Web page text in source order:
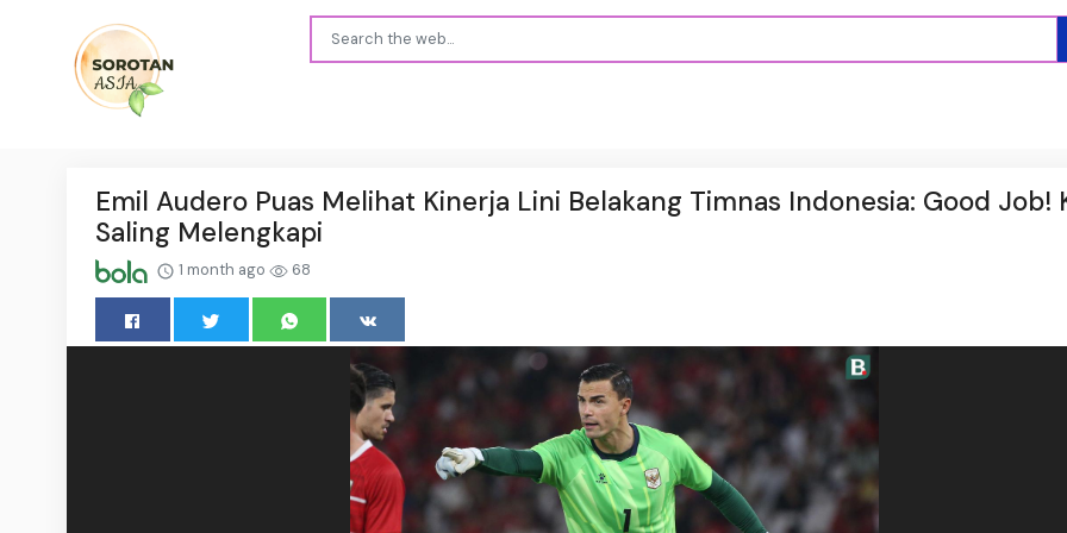
Emil Audero Puas Melihat Kinerja Lini Belakang Timnas Indonesia: Good Job!
Saling Melengkapi
1 month ago 68